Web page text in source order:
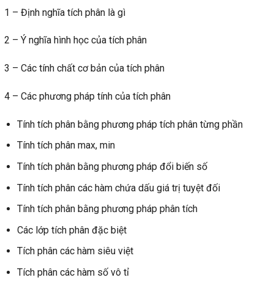
1 – Định nghĩa tích phân là gì
2 – Ý nghĩa hình học của tích phân
3 – Các tính chất cơ bản của tích phân
4 – Các phương pháp tính của tích phân
Tính tích phân bằng phương pháp tích phân từng phần
Tính tích phân max, min
Tính tích phân bằng phương pháp đổi biến số
Tính tích phân các hàm chứa dấu giá trị tuyệt đối
Tính tích phân bằng phương pháp phân tích
Các lớp tích phân đặc biệt
Tích phân các hàm siêu việt
Tích phân các hàm số vô tỉ